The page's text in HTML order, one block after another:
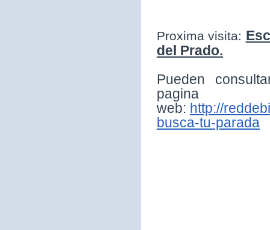
Proxima visita:
del Prado.
Pueden
pagina
web: http://
busca-tu-parada